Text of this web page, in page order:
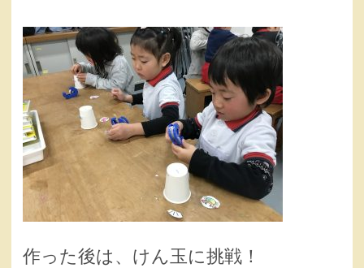
作った後は、けん玉に挑戦！